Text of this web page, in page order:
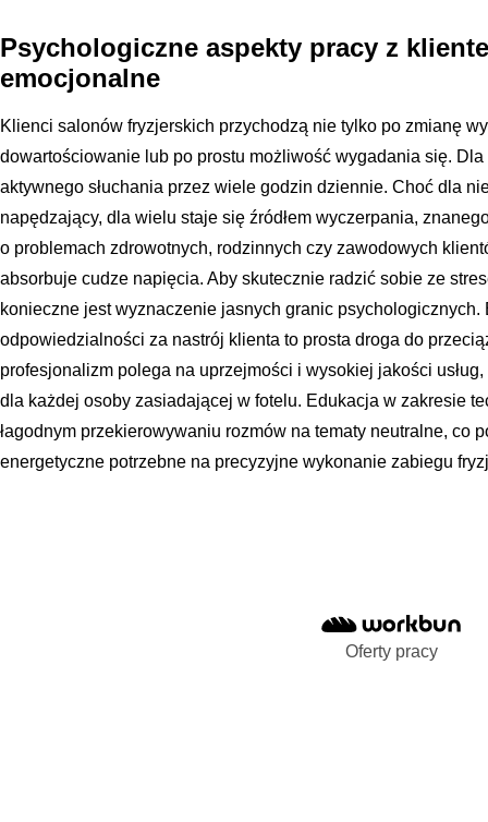
Psychologiczne aspekty pracy z
emocjonalne
Klienci salonów fryzjerskich przychodzą nie tylko po zmianę
dowartościowanie lub po prostu możliwość wygadania się.
aktywnego słuchania przez wiele godzin dziennie. Choć dla
napędzający, dla wielu staje się źródłem wyczerpania,
o problemach zdrowotnych, rodzinnych czy zawodowych
absorbuje cudze napięcia. Aby skutecznie radzić sobie ze
konieczne jest wyznaczenie jasnych granic
odpowiedzialności za nastrój klienta to prosta droga do
profesjonalizm polega na uprzejmości i wysokiej jakości
dla każdej osoby zasiadającej w fotelu. Edukacja w zakresie
łagodnym przekierowywaniu rozmów na tematy neutralne, co
energetyczne potrzebne na precyzyjne wykonanie zabiegu
Oferty pracy